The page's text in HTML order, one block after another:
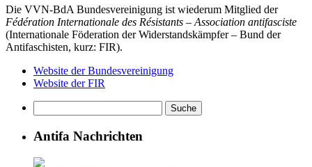
Die VVN-BdA Bundesvereinigung ist wiederum Mitglied der
Fédération Internationale des Résistants – Association antifasciste
(Internationale Föderation der Widerstandskämpfer – Bund der
Antifaschisten, kurz: FIR).
Website der Bundesvereinigung
Website der FIR
Antifa Nachrichten